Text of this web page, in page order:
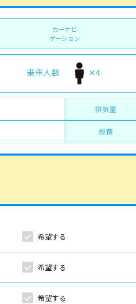
カーナビ
ゲーション
乗車人数 ✕4
排気量
燃費
希望する
希望する
希望する